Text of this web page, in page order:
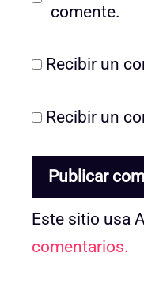
comente.
Recibir un
Recibir un
Este sitio usa
comentarios.